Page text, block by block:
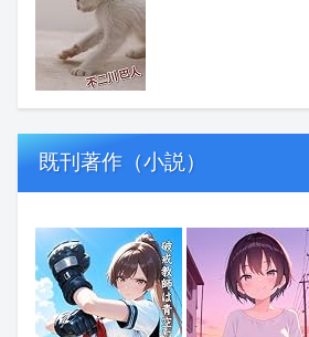
既刊著作（小説）